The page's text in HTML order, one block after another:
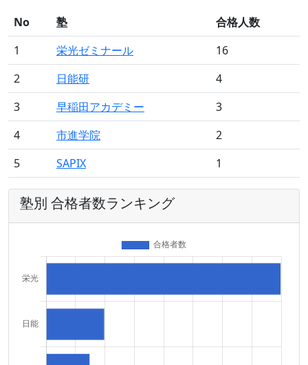
No 塾
合格人数
1
栄光ゼミナール
16
2
日能研
4
3
早稲田アカデミー
3
4
市進学院
2
5
SAPIX 1
塾別 合格者数ランキング